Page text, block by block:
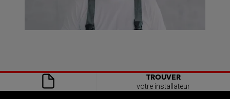
TROUVER
votre installateur